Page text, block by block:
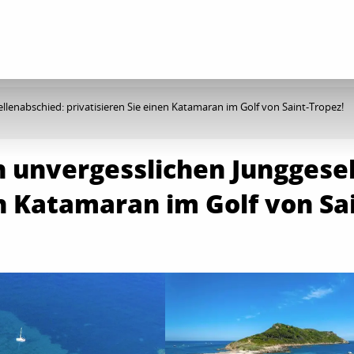
privatisieren Sie einen Katamaran im Golf von Saint-Tropez!
unvergesslichen
im Golf von